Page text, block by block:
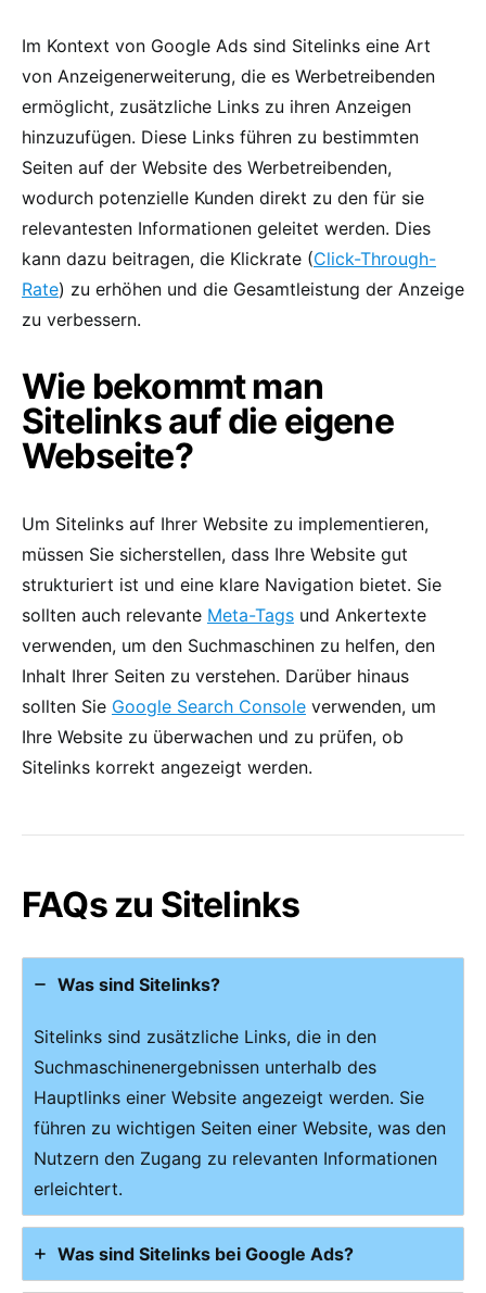
Im Kontext von Google Ads sind Sitelinks eine Art
von Anzeigenerweiterung, die es Werbetreibenden
ermöglicht, zusätzliche Links zu ihren Anzeigen
hinzuzufügen. Diese Links führen zu bestimmten
Seiten auf der Website des Werbetreibenden,
wodurch potenzielle Kunden direkt zu den für sie
relevantesten Informationen geleitet werden. Dies
kann dazu beitragen, die Klickrate (Click-Through-
Rate) zu erhöhen und die Gesamtleistung der Anzeige
zu verbessern.
Wie bekommt man
Sitelinks auf die eigene
Webseite?
Um Sitelinks auf Ihrer Website zu implementieren,
müssen Sie sicherstellen, dass Ihre Website gut
strukturiert ist und eine klare Navigation bietet. Sie
sollten auch relevante Meta-Tags und Ankertexte
verwenden, um den Suchmaschinen zu helfen, den
Inhalt Ihrer Seiten zu verstehen. Darüber hinaus
sollten Sie Google Search Console verwenden, um
Ihre Website zu überwachen und zu prüfen, ob
Sitelinks korrekt angezeigt werden.
FAQs zu Sitelinks
Was sind Sitelinks?
Sitelinks sind zusätzliche Links, die in den
Suchmaschinenergebnissen unterhalb des
Hauptlinks einer Website angezeigt werden. Sie
führen zu wichtigen Seiten einer Website, was den
Nutzern den Zugang zu relevanten Informationen
erleichtert.
Was sind Sitelinks bei Google Ads?